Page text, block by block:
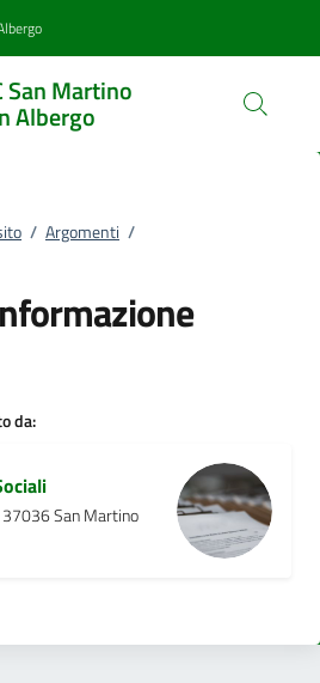
San Martino
Albergo
/ Argomenti /
da:
San Martino